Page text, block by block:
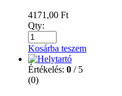
4171,00 Ft
Qty:
Kosárba teszem
Értékelés: 0 / 5
(0)